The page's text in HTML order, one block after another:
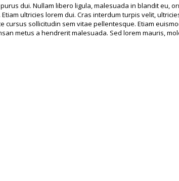
dui. Nullam libero ligula, malesuada in blandit eu,
ultricies lorem dui. Cras interdum turpis velit,
cursus sollicitudin sem vitae pellentesque. Etiam
metus a hendrerit malesuada. Sed lorem mauris,